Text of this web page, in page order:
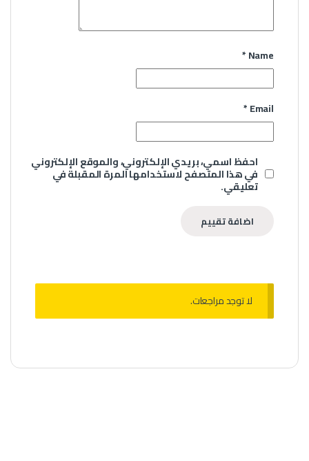
Name
*
Email
*
احفظ اسمي، بريدي الإلكتروني، والموقع الإلكتروني
في هذا المتصفح لاستخدامها المرة المقبلة في
تعليقي.
لا توجد مراجعات.